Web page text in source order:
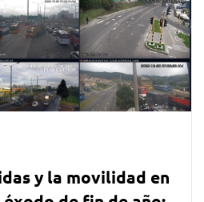
y la movilidad en